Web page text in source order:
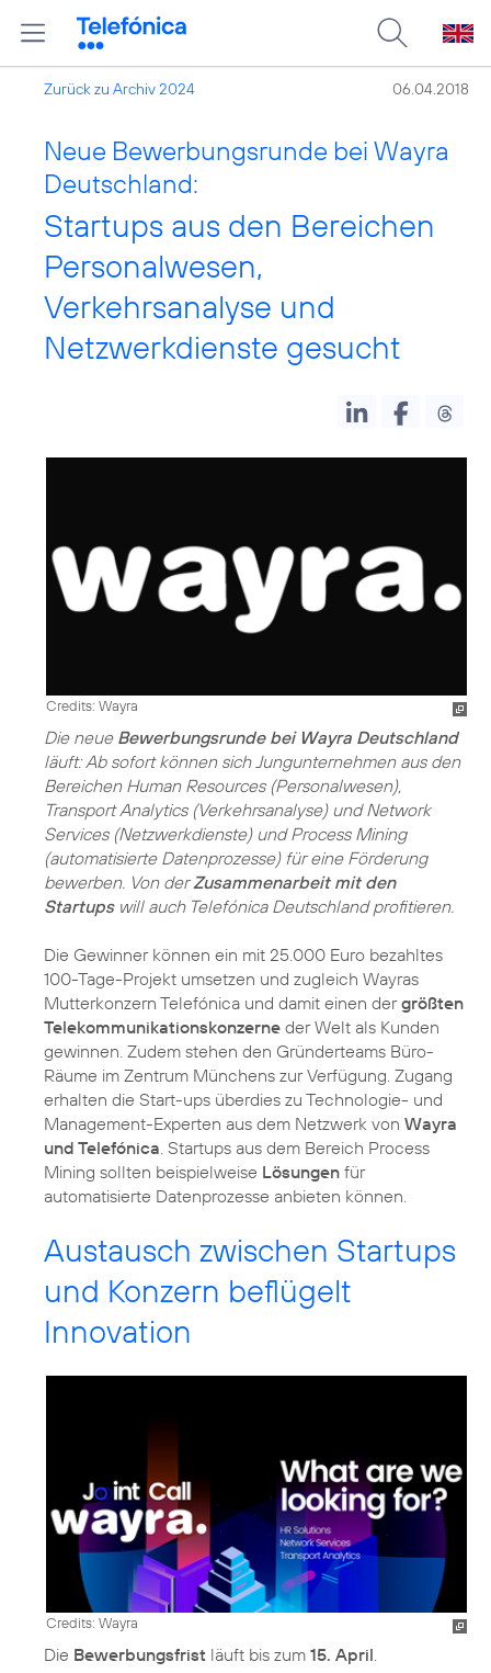
Zurück zu Archiv 2024 06.04.2018
Neue Bewerbungsrunde bei Wayra
Deutschland:
Startups aus den Bereichen
Personalwesen,
Verkehrsanalyse und
Netzwerkdienste gesucht
Credits: Wayra
Die neue Bewerbungsrunde bei Wayra Deutschland
läuft: Ab sofort können sich Jungunternehmen aus den
Bereichen Human Resources (Personalwesen),
Transport Analytics (Verkehrsanalyse) und Network
Services (Netzwerkdienste) und Process Mining
(automatisierte Datenprozesse) für eine Förderung
bewerben. Von derZusammenarbeit mit den
Startupswill auch Telefónica Deutschland profitieren.
Die Gewinner können ein mit 25.000 Euro bezahltes
100-Tage-Projekt umsetzen und zugleich Wayras
Mutterkonzern Telefónica und damit einen dergrößten
Telekommunikationskonzerne der Welt als Kunden
gewinnen. Zudem stehen den Gründerteams Büro-
Räume im Zentrum Münchens zur Verfügung. Zugang
erhalten die Start-ups überdies zu Technologie- und
Management-Experten aus dem Netzwerk von Wayra
und Telefónica . Startups aus dem Bereich Process
Mining sollten beispielweise Lösungen für
automatisierte Datenprozesse anbieten können.
Austausch zwischen Startups
und Konzern beflügelt
Innovation
Credits: Wayra
Die Bewerbungsfrist läuft bis zum 15. April.